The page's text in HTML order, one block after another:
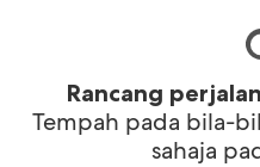
Rancang
Tempah pada bila-
sahaja